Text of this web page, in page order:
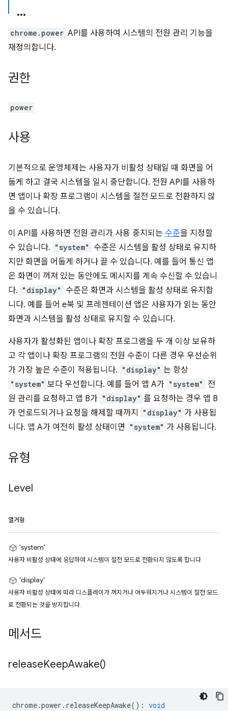
chrome.power API를 사용하여 시스템의 전원 관리 기능을
재정의합니다.
권한
power
사용
기본적으로 운영체제는 사용자가 비활성 상태일 때 화면을 어
둡게 하고 결국 시스템을 일시 중단합니다. 전원 API를 사용하
면 앱이나 확장 프로그램이 시스템을 절전 모드로 전환하지 않
을 수 있습니다.
이 API를 사용하면 전원 관리가 사용 중지되는 수준을 지정할
수 있습니다. "system"
수준은 시스템을 활성 상태로 유지하
지만 화면을 어둡게 하거나 끌 수 있습니다. 예를 들어 통신 앱
은 화면이 꺼져 있는 동안에도 메시지를 계속 수신할 수 있습니
다. "display"
수준은 화면과 시스템을 활성 상태로 유지합
니다. 예를 들어 e북 및 프레젠테이션 앱은 사용자가 읽는 동안
화면과 시스템을 활성 상태로 유지할 수 있습니다.
사용자가 활성화된 앱이나 확장 프로그램을 두 개 이상 보유하
고 각 앱이나 확장 프로그램의 전원 수준이 다른 경우 우선순위
가 가장 높은 수준이 적용됩니다. "display" 는 항상
"system" 보다 우선합니다. 예를 들어 앱 A가 "system"
전
원 관리를 요청하고 앱 B가 "display" 를 요청하는 경우 앱 B
가 언로드되거나 요청을 해제할 때까지
"display" 가 사용됩
니다. 앱 A가 여전히 활성 상태이면
"system" 가 사용됩니다.
유형
Level
열거형
'system'
사용자 비활성 상태에 응답하여 시스템이 절전 모드로 전환되지 않도록 합니다.
'display'
사용자 비활성 상태에 따라 디스플레이가 꺼지거나 어두워지거나 시스템이 절전 모드
로 전환되는 것을 방지합니다.
메서드
releaseKeepAwake()
chrome.power . releaseKeepAwake() : void